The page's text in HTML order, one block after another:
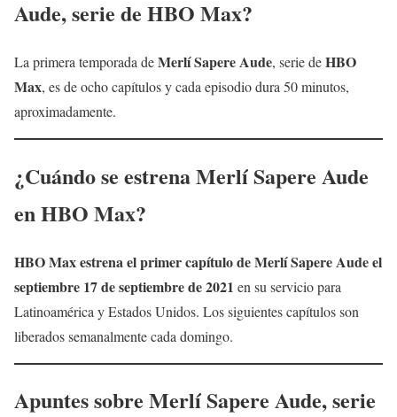
Aude, serie de HBO Max?
La primera temporada deMerlí Sapere Aude, serie deHBO
Max, es de ocho capítulos y cada episodio dura 50 minutos,
aproximadamente.
¿Cuándo se estrena Merlí Sapere Aude
en HBO Max?
HBO Max estrena el primer capítulo de Merlí Sapere Aude el
septiembre 17 de septiembre de 2021 en su servicio para
Latinoamérica y Estados Unidos. Los siguientes capítulos son
liberados semanalmente cada domingo.
Apuntes sobre Merlí Sapere Aude, serie